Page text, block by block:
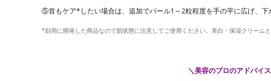
⑤首もケア*したい場合は、追加でパール1～2粒程度を手の平に広げ、下
*顔用に開発した商品なので肌状態に注意してご使用ください。美白・保湿クリーム
＼美容のプロのアドバイ